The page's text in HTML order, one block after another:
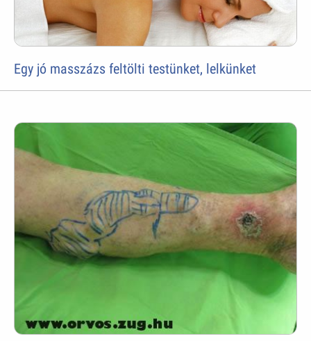
Egy jó masszázs feltölti testünket, lelkünket